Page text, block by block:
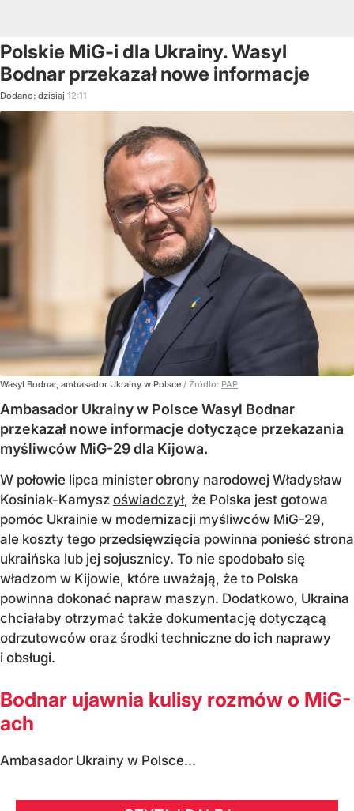
Polskie MiG-i dla Ukrainy. Wasyl
Bodnar przekazał nowe informacje
Dodano: dzisiaj 12:11
Wasyl Bodnar, ambasador Ukrainy w Polsce / Źródło: PAP
Ambasador Ukrainy w Polsce Wasyl Bodnar
przekazał nowe informacje dotyczące przekazania
myśliwców MiG-29 dla Kijowa.
W połowie lipca minister obrony narodowej Władysław
Kosiniak-Kamysz oświadczył, że Polska jest gotowa
pomóc Ukrainie w modernizacji myśliwców MiG-29,
ale koszty tego przedsięwzięcia powinna ponieść strona
ukraińska lub jej sojusznicy. To nie spodobało się
władzom w Kijowie, które uważają, że to Polska
powinna dokonać napraw maszyn. Dodatkowo, Ukraina
chciałaby otrzymać także dokumentację dotyczącą
odrzutowców oraz środki techniczne do ich naprawy
i obsługi.
Bodnar ujawnia kulisy rozmów o MiG-
ach
Ambasador Ukrainy w Polsce...